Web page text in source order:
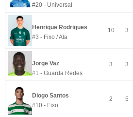
#20 - Universal
Henrique Rodrigues
#3 - Fixo / Ala
10 3
Jorge Vaz
#1 - Guarda Redes
3 3
Diogo Santos
#10 - Fixo
2 5